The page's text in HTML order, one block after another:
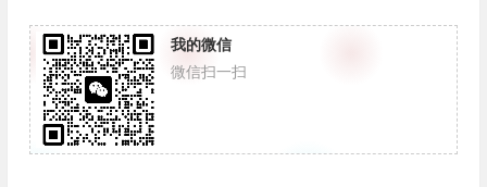
我的微信
微信扫一扫